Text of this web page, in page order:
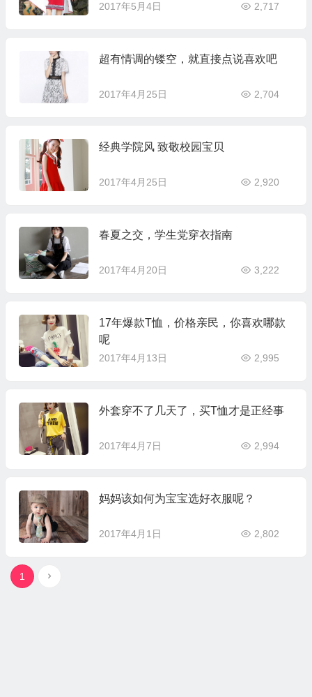
2017年5月4日 2,717
超有情调的镂空，就直接点说喜欢吧
2017年4月25日 2,704
经典学院风 致敬校园宝贝
2017年4月25日 2,920
春夏之交，学生党穿衣指南
2017年4月20日 3,222
17年爆款T恤，价格亲民，你喜欢哪款
呢
2017年4月13日 2,995
外套穿不了几天了，买T恤才是正经事
2017年4月7日 2,994
妈妈该如何为宝宝选好衣服呢？
2017年4月1日 2,802
1